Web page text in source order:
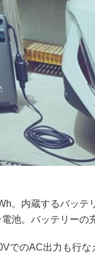
。内蔵するバッテ
池。バッテリーの
でのAC出力も行